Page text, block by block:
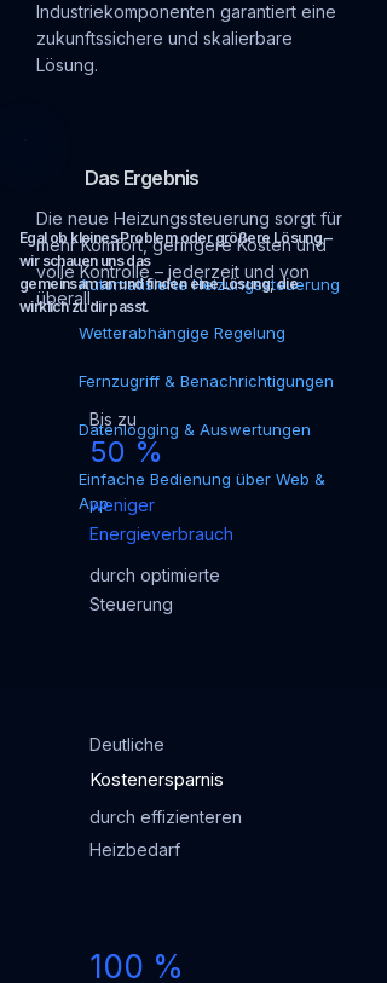
Automatisierte Heizungssteuerung
Wetterabhängige Regelung
Fernzugriff & Benachrichtigungen
Datenlogging & Auswertungen
Einfache Bedienung über Web &
App
Industriekomponenten garantiert eine
zukunftssichere und skalierbare
Lösung.
Das Ergebnis
Die neue Heizungssteuerung sorgt für
mehr Komfort, geringere Kosten und
volle Kontrolle – jederzeit und von
überall.
Bis zu
50 %
weniger
Energieverbrauch
durch optimierte
Steuerung
Deutliche
Kostenersparnis
durch effizienteren
Heizbedarf
100 %
Egal ob kleines Problem oder größere Lösung –
wir schauen uns das
gemeinsam an und finden eine Lösung, die
wirklich zu dir passt.